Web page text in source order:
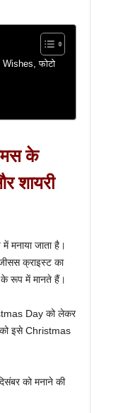
फोटो
के
शायरी
जाता है।
क्राइस्ट का
के रूप में मानते हैं।
Day को लेकर
को इसे Christmas
को मनाने की